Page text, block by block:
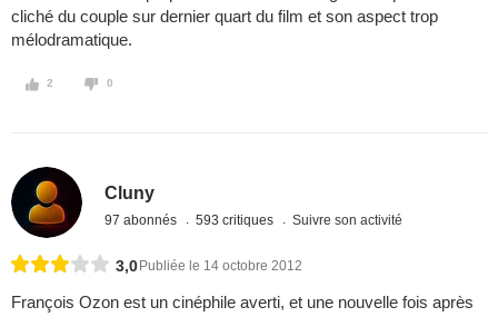
cliché du couple sur dernier quart du film et son aspect trop
mélodramatique.
2 0
Cluny
97 abonnés 593 critiques Suivre son activité
3,0 Publiée le 14 octobre 2012
François Ozon est un cinéphile averti, et une nouvelle fois après